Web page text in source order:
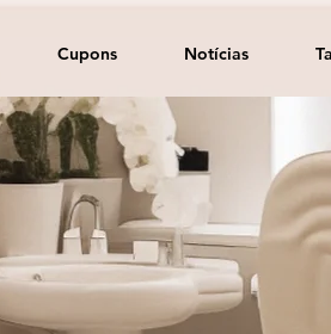
Cupons Notícias